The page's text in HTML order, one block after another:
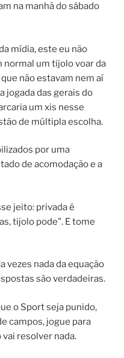
na manhã do sábado
mídia, este eu não
normal um tijolo voar da
não estavam nem aí
jogada das gerais do
um xis nesse
de múltipla escolha.
por uma
de acomodação e a
jeito: privada é
tijolo pode”. E tome
vezes nada da equação
são verdadeiras.
o Sport seja punido,
campos, jogue para
resolver nada.